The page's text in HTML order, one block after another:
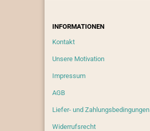
INFORMATIONEN
Kontakt
Unsere Motivation
Impressum
AGB
Liefer- und Zahlungsbedingungen
Widerrufsrecht